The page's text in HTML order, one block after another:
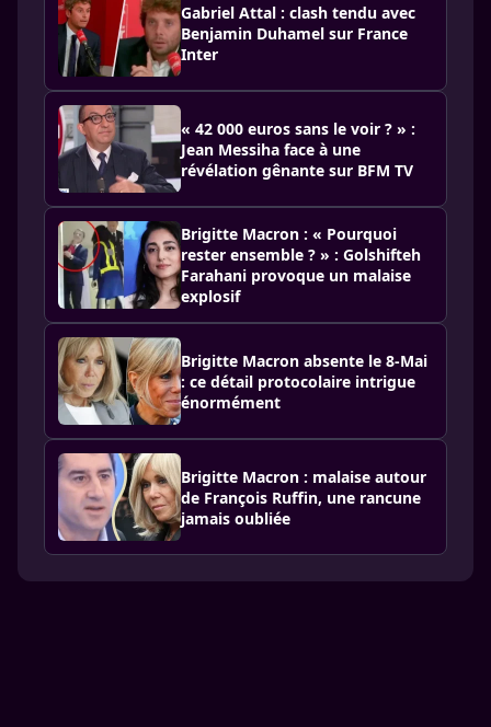
Gabriel Attal : clash tendu avec
Benjamin Duhamel sur France
Inter
« 42 000 euros sans le voir ? » :
Jean Messiha face à une
révélation gênante sur BFM TV
Brigitte Macron : « Pourquoi
rester ensemble ? » : Golshifteh
Farahani provoque un malaise
explosif
Brigitte Macron absente le 8-Mai
: ce détail protocolaire intrigue
énormément
Brigitte Macron : malaise autour
de François Ruffin, une rancune
jamais oubliée